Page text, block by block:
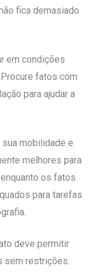
fica demasiado
em condições
fatos com
para ajudar a
mobilidade e
melhores para
os fatos
para tarefas
deve permitir
sem restrições.